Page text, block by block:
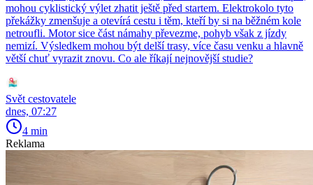
mohou cyklistický výlet zhatit ještě před startem. Elektrokolo tyto
překážky zmenšuje a otevírá cestu i těm, kteří by si na běžném kole
netroufli. Motor sice část námahy převezme, pohyb však z jízdy
nemizí. Výsledkem mohou být delší trasy, více času venku a hlavně
větší chuť vyrazit znovu. Co ale říkají nejnovější studie?
Svět cestovatele
dnes, 07:27
4 min
Reklama